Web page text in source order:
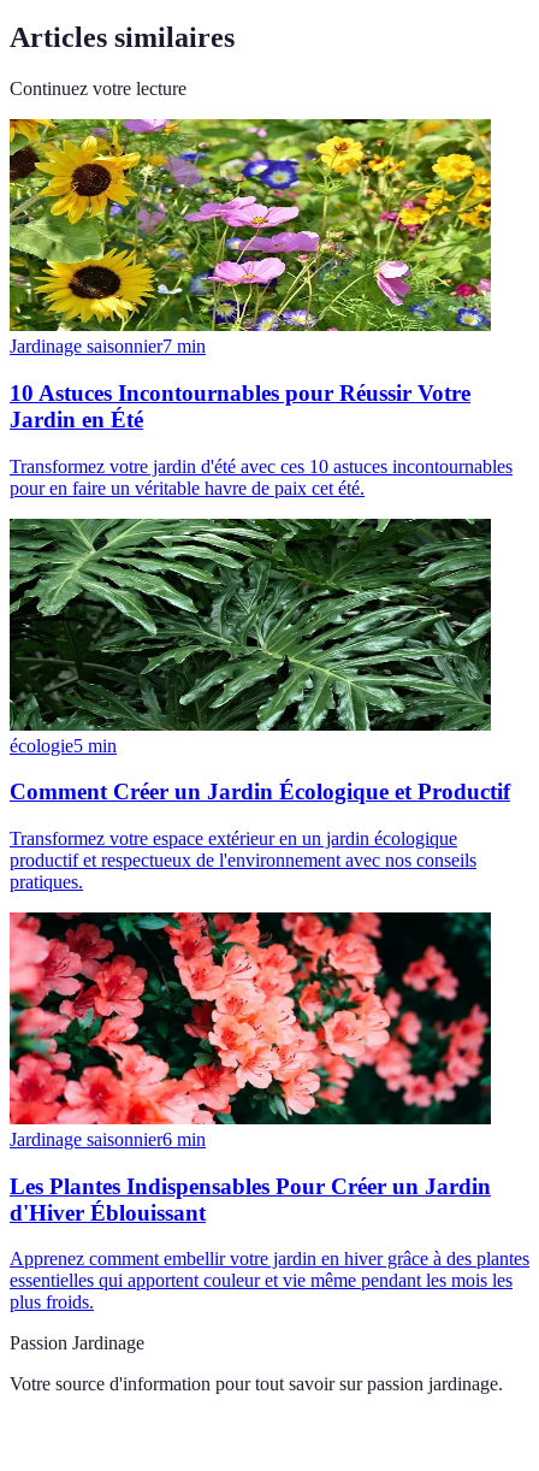
Articles similaires
Continuez votre lecture
Jardinage saisonnier7 min
10 Astuces Incontournables pour Réussir Votre
Jardin en Été
Transformez votre jardin d'été avec ces 10 astuces incontournables
pour en faire un véritable havre de paix cet été.
écologie5 min
Comment Créer un Jardin Écologique et Productif
Transformez votre espace extérieur en un jardin écologique
productif et respectueux de l'environnement avec nos conseils
pratiques.
Jardinage saisonnier6 min
Les Plantes Indispensables Pour Créer un Jardin
d'Hiver Éblouissant
Apprenez comment embellir votre jardin en hiver grâce à des plantes
essentielles qui apportent couleur et vie même pendant les mois les
plus froids.
Passion Jardinage
Votre source d'information pour tout savoir sur passion jardinage.